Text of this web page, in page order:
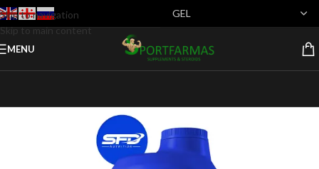
Skip to navigation
Skip to main content
MENU